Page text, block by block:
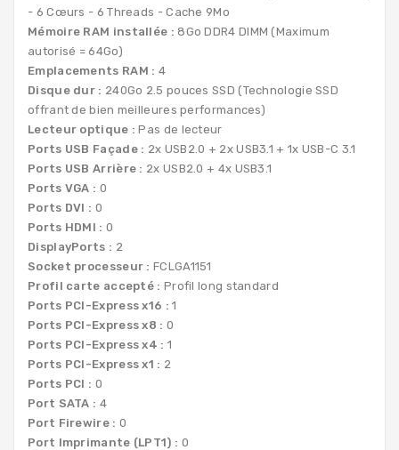
- 6 Cœurs - 6 Threads - Cache 9Mo
Mémoire RAM installée : 8Go DDR4 DIMM (Maximum
autorisé = 64Go)
Emplacements RAM : 4
Disque dur : 240Go 2.5 pouces SSD (Technologie SSD
offrant de bien meilleures performances)
Lecteur optique : Pas de lecteur
Ports USB Façade : 2x USB2.0 + 2x USB3.1 + 1x USB-C 3.1
Ports USB Arrière : 2x USB2.0 + 4x USB3.1
Ports VGA : 0
Ports DVI : 0
Ports HDMI : 0
DisplayPorts : 2
Socket processeur : FCLGA1151
Profil carte accepté : Profil long standard
Ports PCI-Express x16 : 1
Ports PCI-Express x8 : 0
Ports PCI-Express x4 : 1
Ports PCI-Express x1 : 2
Ports PCI : 0
Port SATA : 4
Port Firewire : 0
Port Imprimante (LPT1) : 0